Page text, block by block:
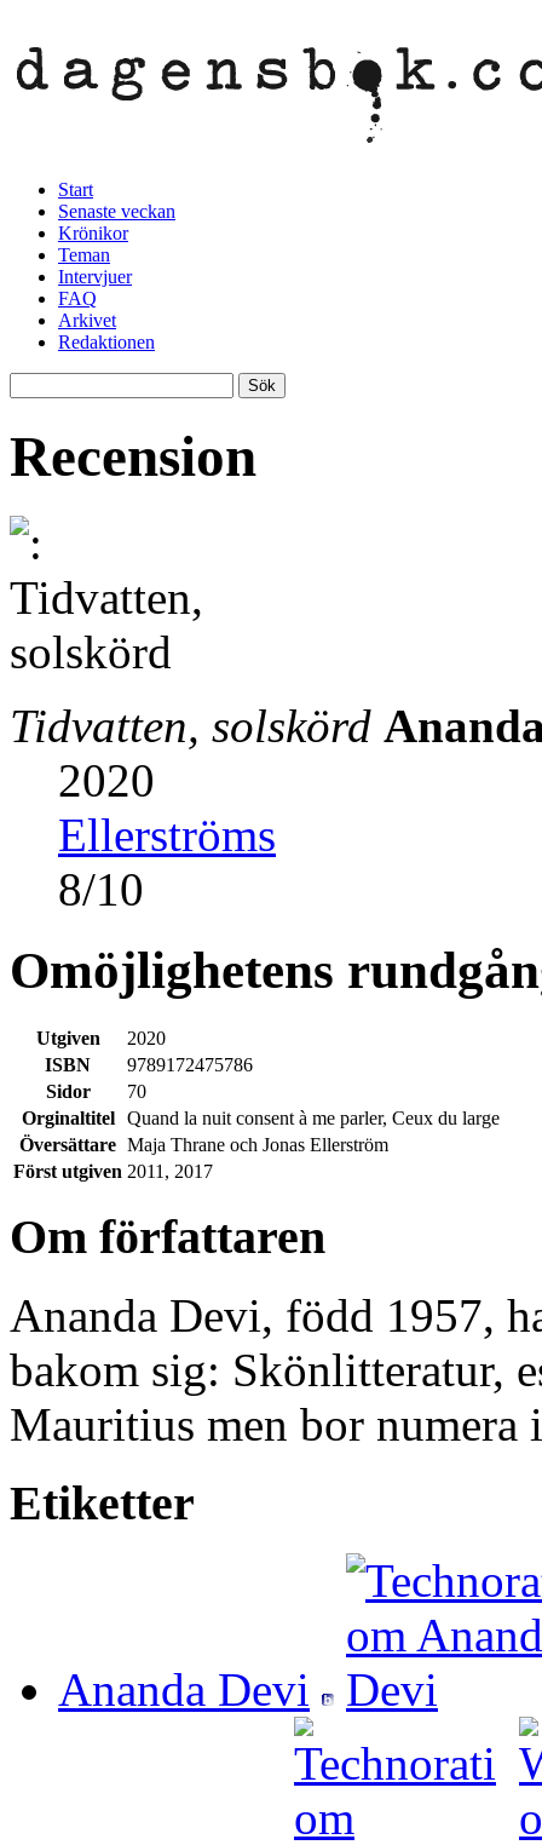
Start
Senaste veckan
Krönikor
Teman
Intervjuer
FAQ
Arkivet
Redaktionen
Recension
Tidvatten, solskörd
2020
Ellerströms
8/10
Omöjlighetens
Utgiven
2020
ISBN
9789172475786
Sidor
70
Orginaltitel
Quand la nuit consent à me parler, Ceux du large
Översättare Maja Thrane och Jonas Ellerström
Först utgiven 2011, 2017
Om författaren
Ananda Devi, född 1957,
bakom sig: Skönlitteratur,
Mauritius men bor numera
Etiketter
Ananda Devi